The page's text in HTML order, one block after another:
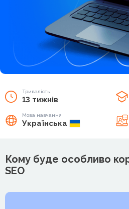
Тривалість:
13 тижнів
Мова навчання
Українська
Кому буде особливо
SEO